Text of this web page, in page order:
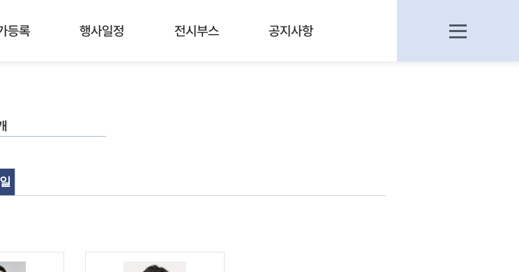
등록 행사일정 전시부스 공지사항